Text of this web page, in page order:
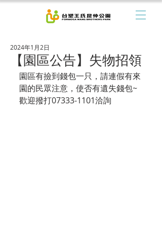
【園區公告】失物招領
2024年1月2日
園區有撿到錢包一只，請連假有來
園的民眾注意，使否有遺失錢包~
歡迎撥打07333-1101洽詢